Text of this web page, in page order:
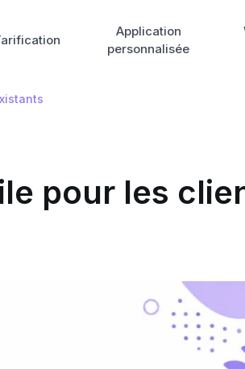
Application
personnalisée
pour les